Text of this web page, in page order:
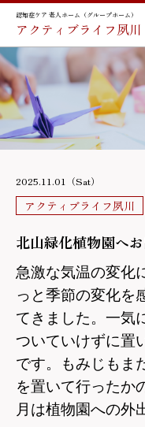
認知症ケア 老人ホーム（グループホーム）
アクティブライフ夙川
2025.11.01（Sat）
アクティブライフ夙川
北山緑化植物園へ
急激な気温の変化
っと季節の変化を
てきました。一気
ついていけずに置
です。もみじもま
を置いて行ったか
月は植物園への外